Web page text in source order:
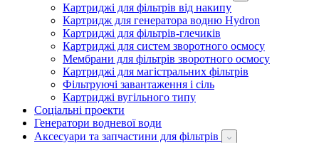
Картриджі для фільтрів від накипу
Картридж для генератора водню Hydron
Картриджі для фільтрів-глечиків
Картриджі для систем зворотного осмосу
Мембрани для фільтрів зворотного осмосу
Картриджі для магістральних фільтрів
Фільтруючі завантаження і сіль
Картриджі вугільного типу
Соціальні проекти
Генератори водневої води
Аксесуари та запчастини для фільтрів